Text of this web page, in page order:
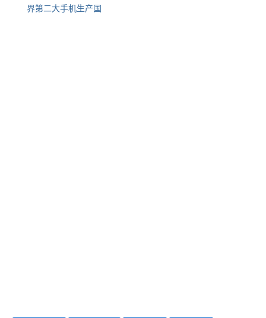
界第二大手机生产国